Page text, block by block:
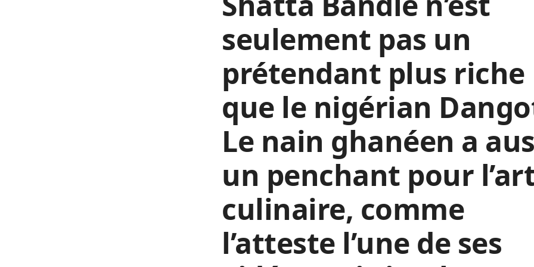
seulement pas un
prétendant plus riche
que le nigérian
Le nain ghanéen a
un penchant pour
culinaire, comme
l’atteste l’une de ses